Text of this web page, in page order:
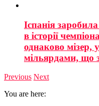
Іспанія
в історії
однаково мізер,
мільярдами, що
Previous Next
You are here: